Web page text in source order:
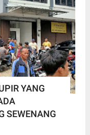
YANG
SEWENANG